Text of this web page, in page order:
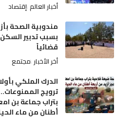
أخبار العالم إقتصاد
مندوبية الصحة
بسبب تدبير
قضائياً
أخر الأخبار مجتمع
الدرك الملكي
ترويج
بتراب جماعة بن
أطنان من ماء